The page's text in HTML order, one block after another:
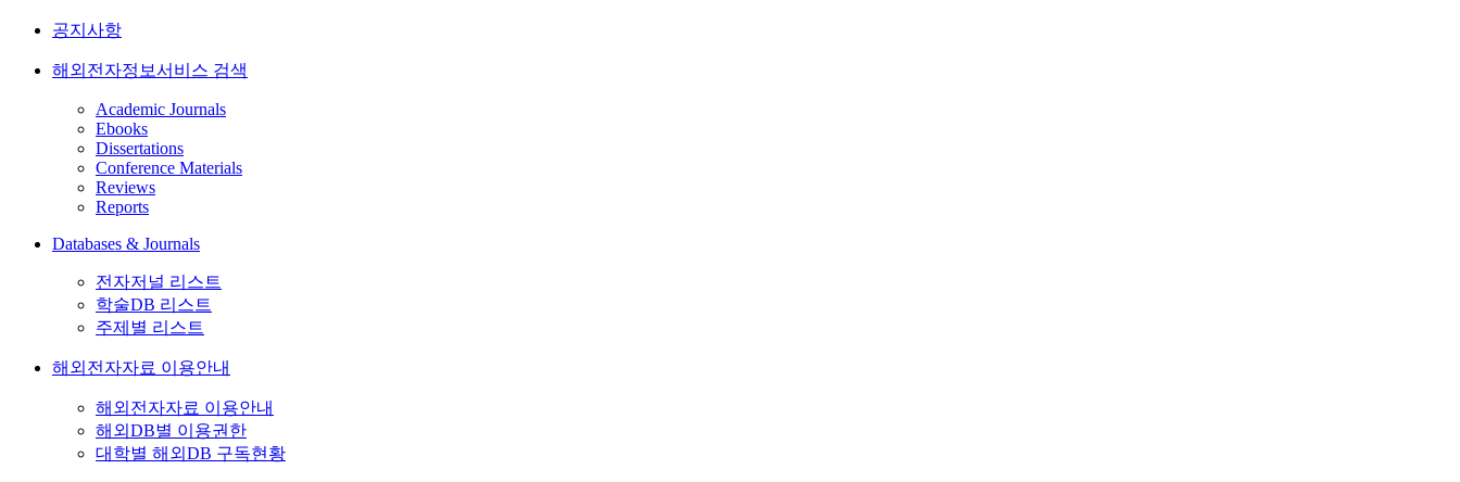
공지사항
해외전자정보서비스 검색
Academic Journals
Ebooks
Dissertations
Conference Materials
Reviews
Reports
Databases & Journals
전자저널 리스트
학술DB 리스트
주제별 리스트
해외전자자료 이용안내
해외전자자료 이용안내
해외DB별 이용권한
대학별 해외DB 구독현황